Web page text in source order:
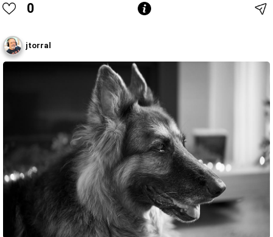
0
jtorral